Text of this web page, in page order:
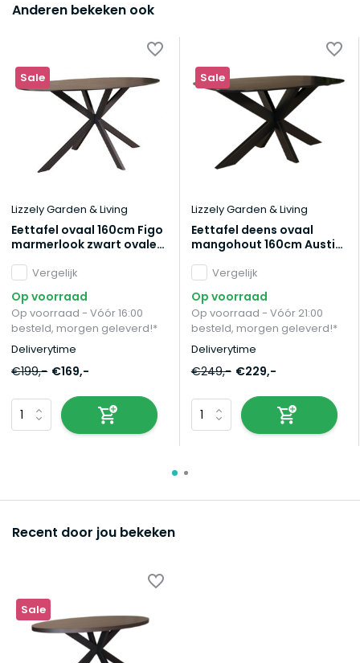
Anderen bekeken ook
Sale
Lizzely Garden & Living
Eettafel ovaal 160cm Figo
marmerlook zwart ovale
Vergelijk
Op voorraad
Op voorraad - Vóór 16:00
besteld, morgen geleverd!*
Deliverytime
€199,- €169,-
Sale
Lizzely Garden & Living
Eettafel deens ovaal
mangohout 160cm Austin
duurzaam mango
Vergelijk
Op voorraad
Op voorraad - Vóór 21:00
besteld, morgen geleverd!*
Deliverytime
€249,- €229,-
Recent door jou bekeken
Sale